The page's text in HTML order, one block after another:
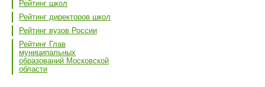
Рейтинг школ
Рейтинг директоров школ
Рейтинг вузов России
Рейтинг Глав
муниципальных
образований Московской
области